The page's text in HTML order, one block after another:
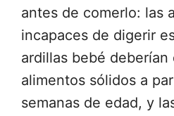
antes de comerlo: las
incapaces de digerir
ardillas bebé deberían
alimentos sólidos a
semanas de edad, y